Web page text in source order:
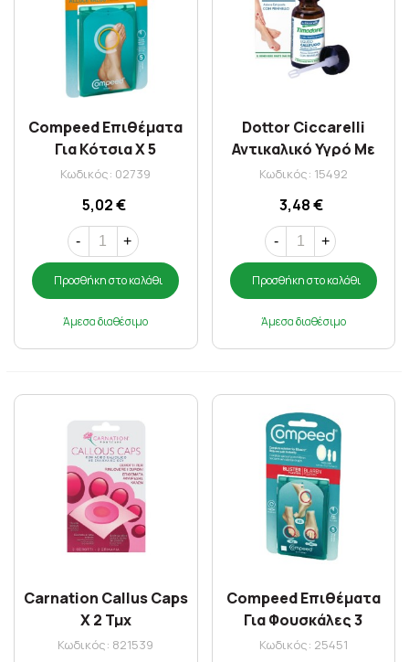
Compeed Επιθέματα
Για Κότσια X 5
Κωδικός: 02739
5,02 €
- +
Προσθήκη στο καλάθι
Άμεσα διαθέσιμο
Dottor Ciccarelli
Αντικαλικό Υγρό Με
Πινέλο 12 ml
Κωδικός: 15492
3,48 €
- +
Προσθήκη στο καλάθι
Άμεσα διαθέσιμο
Carnation Callus Caps
X 2 Τμχ
Κωδικός: 821539
Compeed Επιθέματα
Για Φουσκάλες 3
Διαφορετικά Μεγέθη Χ
Κωδικός: 25451